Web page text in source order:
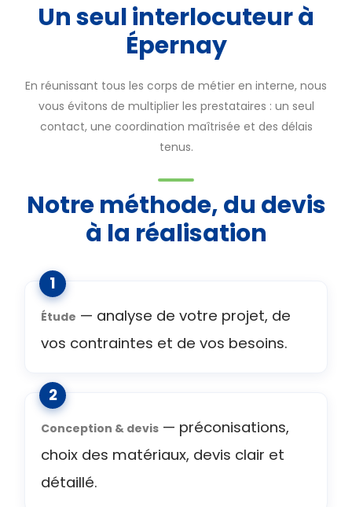
Un seul interlocuteur à
Épernay
En réunissant tous les corps de métier en interne, nous
vous évitons de multiplier les prestataires : un seul
contact, une coordination maîtrisée et des délais
tenus.
Notre méthode, du devis
à la réalisation
Étude — analyse de votre projet, de
vos contraintes et de vos besoins.
Conception & devis — préconisations,
choix des matériaux, devis clair et
détaillé.